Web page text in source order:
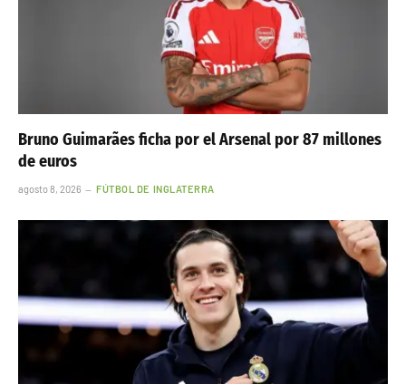
Bruno Guimarães ficha por el Arsenal por 87 millones
de euros
agosto 8, 2026 FÚTBOL DE INGLATERRA